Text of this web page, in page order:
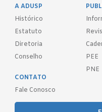
A ADUSP
Histórico
Estatuto
Diretoria
Conselho
PEE
PNE
CONTATO
Fale Conosco